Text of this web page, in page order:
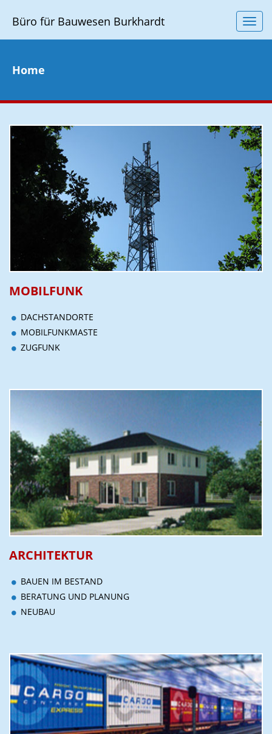
Büro für Bauwesen Burkhardt
/
Home
MOBILFUNK
DACHSTANDORTE
MOBILFUNKMASTE
ZUGFUNK
ARCHITEKTUR
BAUEN IM BESTAND
BERATUNG UND PLANUNG
NEUBAU